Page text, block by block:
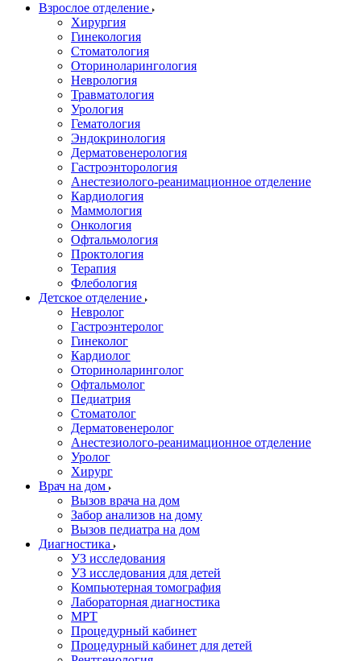
Взрослое отделение
Хирургия
Гинекология
Стоматология
Оториноларингология
Неврология
Травматология
Урология
Гематология
Эндокринология
Дерматовенерология
Гастроэнторология
Анестезиолого-реанимационное отделение
Кардиология
Маммология
Онкология
Офтальмология
Проктология
Терапия
Флебология
Детское отделение
Невролог
Гастроэнтеролог
Гинеколог
Кардиолог
Оториноларинголог
Офтальмолог
Педиатрия
Стоматолог
Дерматовенеролог
Анестезиолого-реанимационное отделение
Уролог
Хирург
Врач на дом
Вызов врача на дом
Забор анализов на дому
Вызов педиатра на дом
Диагностика
УЗ исследования
УЗ исследования для детей
Компьютерная томография
Лабораторная диагностика
МРТ
Процедурный кабинет
Процедурный кабинет для детей